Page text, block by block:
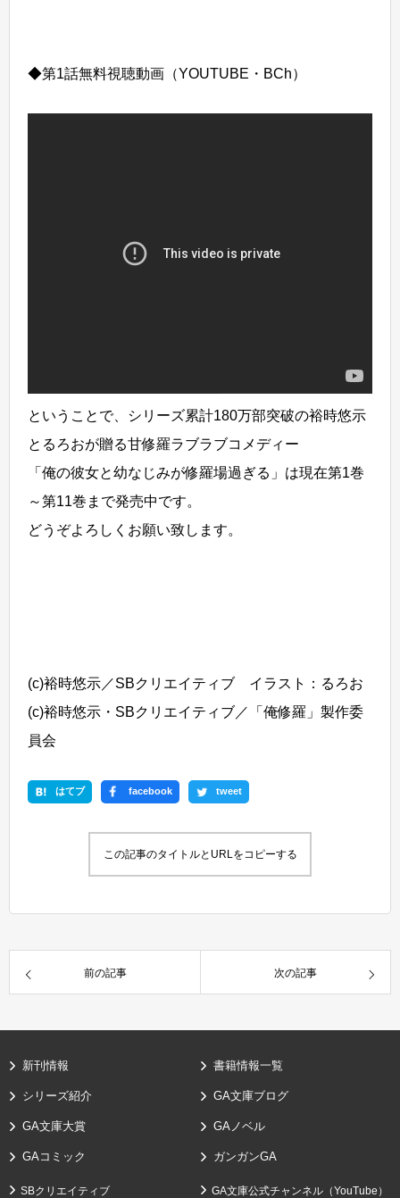
◆第1話無料視聴動画（YOUTUBE・BCh）
ということで、シリーズ累計180万部突破の裕時悠示
とるろおが贈る甘修羅ラブラブコメディー
「俺の彼女と幼なじみが修羅場過ぎる」は現在第1巻
～第11巻まで発売中です。
どうぞよろしくお願い致します。
(c)裕時悠示／SBクリエイティブ イラスト：るろお
(c)裕時悠示・SBクリエイティブ／「俺修羅」製作委
員会
はてブ facebook tweet
この記事のタイトルとURLをコピーする
前の記事 次の記事
新刊情報 書籍情報一覧
シリーズ紹介 GA文庫ブログ
GA文庫大賞 GAノベル
GAコミック ガンガンGA
SBクリエイティブ GA文庫公式チャンネル（YouTube）